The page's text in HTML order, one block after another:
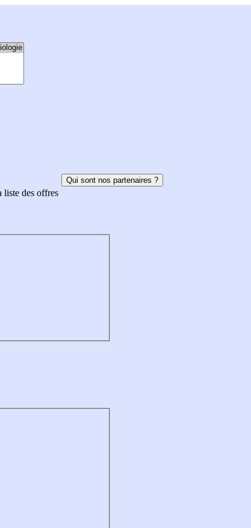
liste des offres
Qui sont nos partenaires ?